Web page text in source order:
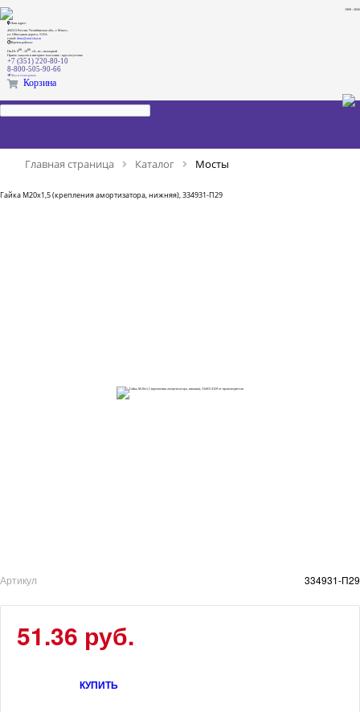
1999 - 2026
Наш адрес:
456313 Россия, Челябинская обл., г. Миасс,
ул. Объездная дорога, 5/35А
e-mail: dima@ural-skat.ru
Время работы:
Пн-Пт 900- 1800. сб., вс.: выходной
Прием заказов в интернет магазине - круглосуточно
+7 (351) 220-80-10
8-800-505-90-66
Мы в телеграмм
Корзина
Главная страница Каталог Мосты
Гайка М20х1,5 (крепления амортизатора, нижняя), 334931-П29
Артикул 334931-П29
51.36 руб.
КУПИТЬ